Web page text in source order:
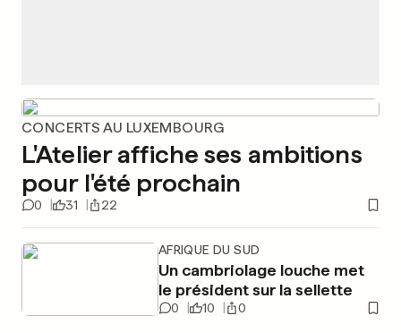
CONCERTS AU LUXEMBOURG
L'Atelier affiche ses ambitions
pour l'été prochain
0 31 22
AFRIQUE DU SUD
Un cambriolage louche met
le président sur la sellette
0 10 0